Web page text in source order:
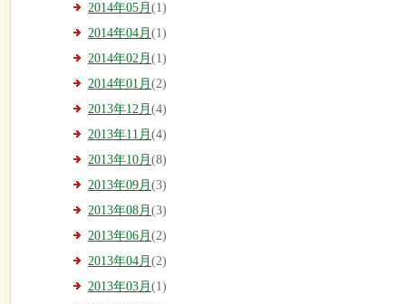
2014年05月 (1)
2014年04月 (1)
2014年02月 (1)
2014年01月 (2)
2013年12月 (4)
2013年11月 (4)
2013年10月 (8)
2013年09月 (3)
2013年08月 (3)
2013年06月 (2)
2013年04月 (2)
2013年03月 (1)